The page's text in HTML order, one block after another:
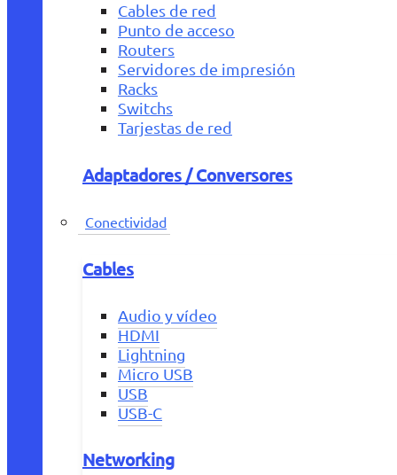
Cables de red
Punto de acceso
Routers
Servidores de impresión
Racks
Switchs
Tarjestas de red
Adaptadores / Conversores
Conectividad
Cables
Audio y vídeo
HDMI
Lightning
Micro USB
USB
USB-C
Networking